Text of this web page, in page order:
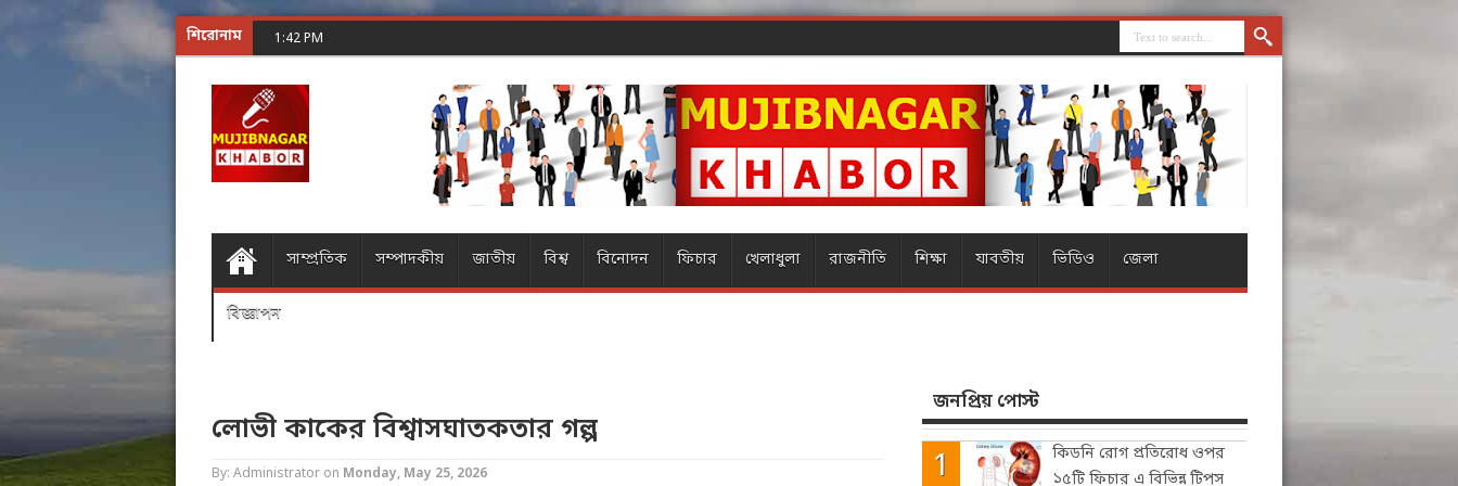
শিরোনাম 1:42 PM
সাম্প্রতিক সম্পাদকীয় জাতীয় বিশ্ব বিনোদন ফিচার খেলাধুলা রাজনীতি শিক্ষা যাবতীয় ভিডিও জেলা
বিজ্ঞাপন
লোভী কাকের বিশ্বাসঘাতকতার গল্প
By: Administrator on Monday, May 25, 2026
জনপ্রিয় পোস্ট
কিডনি রোগ প্রতিরোধ ওপর
১৫টি ফিচার এ বিভিন্ন টিপস